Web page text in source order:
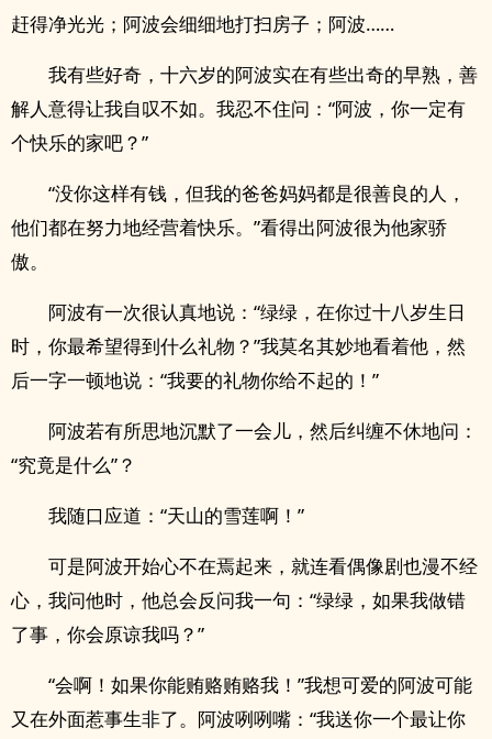
赶得净光光；阿波会细细地打扫房子；阿波……
我有些好奇，十六岁的阿波实在有些出奇的早熟，善
解人意得让我自叹不如。我忍不住问：“阿波，你一定有
个快乐的家吧？”
“没你这样有钱，但我的爸爸妈妈都是很善良的人，
他们都在努力地经营着快乐。”看得出阿波很为他家骄
傲。
阿波有一次很认真地说：“绿绿，在你过十八岁生日
时，你最希望得到什么礼物？”我莫名其妙地看着他，然
后一字一顿地说：“我要的礼物你给不起的！”
阿波若有所思地沉默了一会儿，然后纠缠不休地问：
“究竟是什么”？
我随口应道：“天山的雪莲啊！”
可是阿波开始心不在焉起来，就连看偶像剧也漫不经
心，我问他时，他总会反问我一句：“绿绿，如果我做错
了事，你会原谅我吗？”
“会啊！如果你能贿赂贿赂我！”我想可爱的阿波可能
又在外面惹事生非了。阿波咧咧嘴：“我送你一个最让你